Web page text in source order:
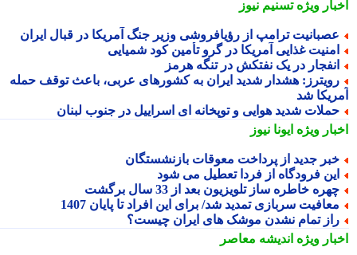
ویژهتسنیم نیوز
ترامپ از رؤیافروشی وزیر جنگ آمریکا در قبال ایران
غذایی آمریکا در گرو تأمین کود شمیایی
در یک نفتکش در تنگه هرمز
هشدار شدید ایران به کشورهای عربی، باعث توقف حمله
شد
شدید هوایی و توپخانه ای اسراییل در جنوب لبنان
ویژهایونا نیوز
جدید از پرداخت معوقات بازنشستگان
فرودگاه از فردا تعطیل می شود
خاطره ساز تلویزیون بعد از 33 سال برگشت
سربازی تمدید شد/ برای این افراد تا پایان 1407
تمام نشدن موشک های ایران چیست؟
ویژهاندیشه معاصر